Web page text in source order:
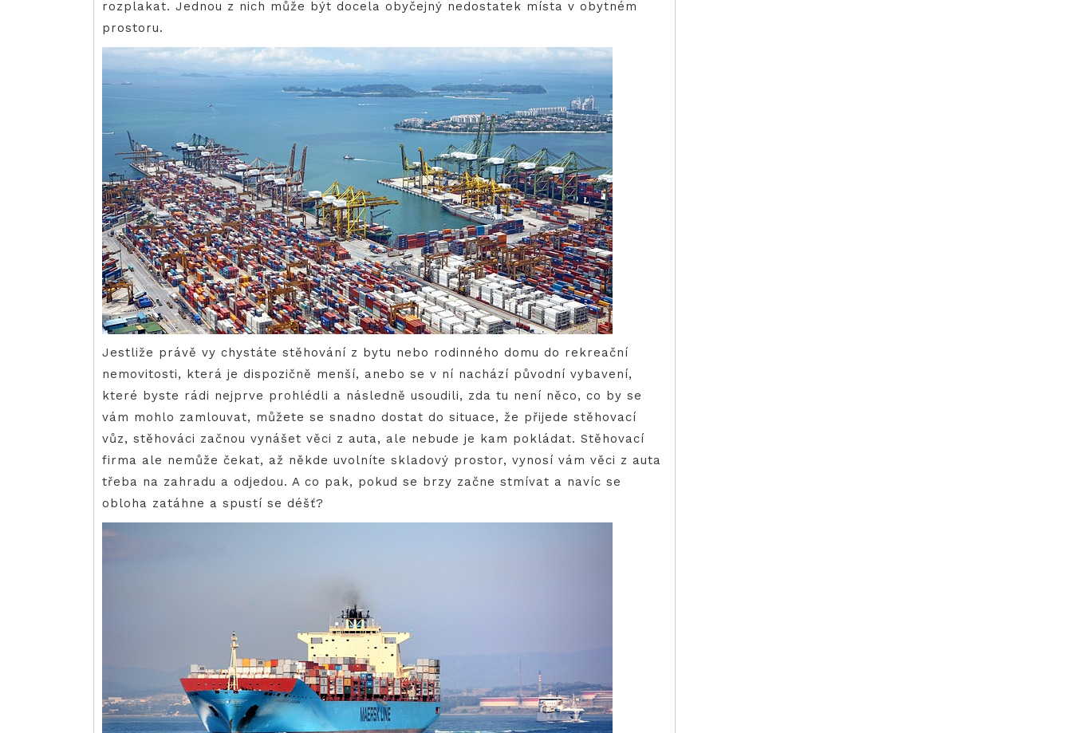
rozplakat. Jednou z nich může být docela obyčejný nedostatek místa v obytném
prostoru.
Jestliže právě vy chystáte stěhování z bytu nebo rodinného domu do rekreační
nemovitosti, která je dispozičně menší, anebo se v ní nachází původní vybavení,
které byste rádi nejprve prohlédli a následně usoudili, zda tu není něco, co by se
vám mohlo zamlouvat, můžete se snadno dostat do situace, že přijede stěhovací
vůz, stěhováci začnou vynášet věci z auta, ale nebude je kam pokládat. Stěhovací
firma ale nemůže čekat, až někde uvolníte skladový prostor, vynosí vám věci z auta
třeba na zahradu a odjedou. A co pak, pokud se brzy začne stmívat a navíc se
obloha zatáhne a spustí se déšť?